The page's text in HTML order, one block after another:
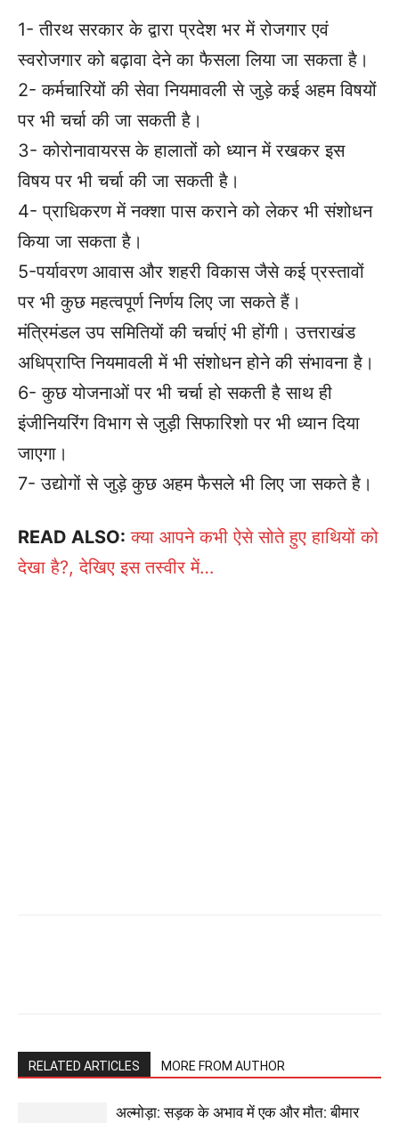
1- तीरथ सरकार के द्वारा प्रदेश भर में रोजगार एवं
स्वरोजगार को बढ़ावा देने का फैसला लिया जा सकता है।
2- कर्मचारियों की सेवा नियमावली से जुड़े कई अहम विषयों
पर भी चर्चा की जा सकती है।
3- कोरोनावायरस के हालातों को ध्यान में रखकर इस
विषय पर भी चर्चा की जा सकती है।
4- प्राधिकरण में नक्शा पास कराने को लेकर भी संशोधन
किया जा सकता है।
5-पर्यावरण आवास और शहरी विकास जैसे कई प्रस्तावों
पर भी कुछ महत्वपूर्ण निर्णय लिए जा सकते हैं।
मंत्रिमंडल उप समितियों की चर्चाएं भी होंगी। उत्तराखंड
अधिप्राप्ति नियमावली में भी संशोधन होने की संभावना है।
6- कुछ योजनाओं पर भी चर्चा हो सकती है साथ ही
इंजीनियरिंग विभाग से जुड़ी सिफारिशो पर भी ध्यान दिया
जाएगा।
7- उद्योगों से जुड़े कुछ अहम फैसले भी लिए जा सकते है।
READ ALSO: क्या आपने कभी ऐसे सोते हुए हाथियों को
देखा है?, देखिए इस तस्वीर में…
RELATED ARTICLES MORE FROM AUTHOR
अल्मोड़ा: सड़क के अभाव में एक और मौत: बीमार